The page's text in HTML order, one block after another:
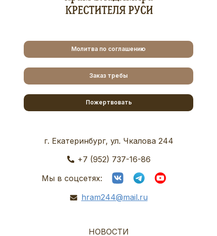
Молитва по соглашению
Заказ требы
Пожертвовать
г. Екатеринбург, ул. Чкалова 244
+7 (952) 737-16-86
Мы в соцсетях:
hram244@mail.ru
НОВОСТИ